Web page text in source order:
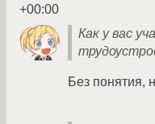
+00:00
Как у вас
Без понятия,